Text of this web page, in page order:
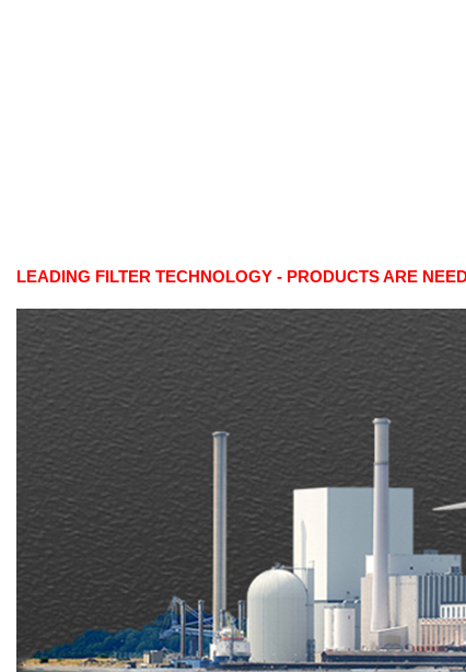
LEADING FILTER TECHNOLOGY - PRODUCTS ARE